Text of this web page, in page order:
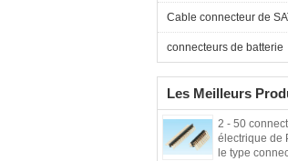
Cable connecteur de
connecteurs de batterie
Les Meilleurs
2 - 50
électrique de
le type